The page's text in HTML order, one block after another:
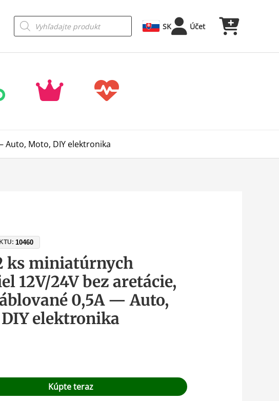
Products
search SK Účet
Auto, Moto, DIY elektronika
10460
ks miniatúrnych
12V/24V bez aretácie,
0,5A — Auto,
elektronika
Kúpte teraz